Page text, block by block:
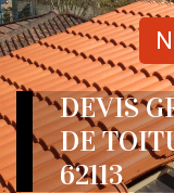
DEVIS
DE
62113